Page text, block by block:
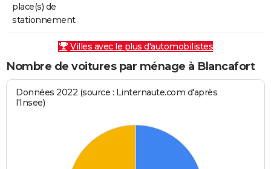
place(s) de
stationnement
Villes avec le plus d'automobilistes
Nombre de voitures par ménage à Blancafort
Données 2022 (source : Linternaute.com d'après
l'Insee)